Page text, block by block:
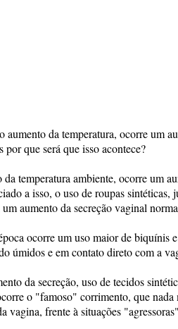
aumento da temperatura, ocorre um
que será que isso acontece?
da temperatura ambiente, ocorre um
a isso, o uso de roupas sintéticas,
aumento da secreção vaginal
ocorre um uso maior de biquínis
úmidos e em contato direto com a
da secreção, uso de tecidos
o "famoso" corrimento, que nada
vagina, frente à situações